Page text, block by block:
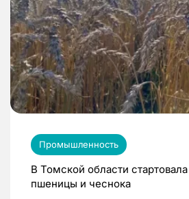
Промышленность
В Томской области
пшеницы и чеснока